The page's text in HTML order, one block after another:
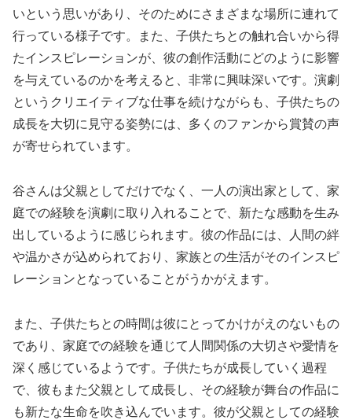
いという思いがあり、そのためにさまざまな場所に連れて
行っている様子です。また、子供たちとの触れ合いから得
たインスピレーションが、彼の創作活動にどのように影響
を与えているのかを考えると、非常に興味深いです。演劇
というクリエイティブな仕事を続けながらも、子供たちの
成長を大切に見守る姿勢には、多くのファンから賞賛の声
が寄せられています。
谷さんは父親としてだけでなく、一人の演出家として、家
庭での経験を演劇に取り入れることで、新たな感動を生み
出しているように感じられます。彼の作品には、人間の絆
や温かさが込められており、家族との生活がそのインスピ
レーションとなっていることがうかがえます。
また、子供たちとの時間は彼にとってかけがえのないもの
であり、家庭での経験を通じて人間関係の大切さや愛情を
深く感じているようです。子供たちが成長していく過程
で、彼もまた父親として成長し、その経験が舞台の作品に
も新たな生命を吹き込んでいます。彼が父親としての経験